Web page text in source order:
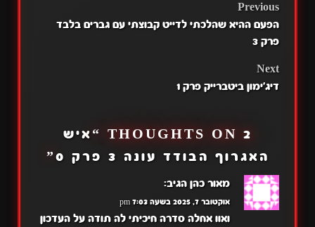
POST
NAVIGATION
Previous
הפעם ההיא שהלכתי לדייט קבוצתי עם גברים בלבד
פרק 3
Next
דיג'ימון ביטברייק פרק 1
2 THOUGHTS ON “
איש
האגרוף הבודד עונה 3 פרק 0
”
מאור כהן הגיב:
אוקטובר 7, 2025 בשעה 7:03 pm
ואוו אחלה סדרה חיכיתי לה תודה על העדכון